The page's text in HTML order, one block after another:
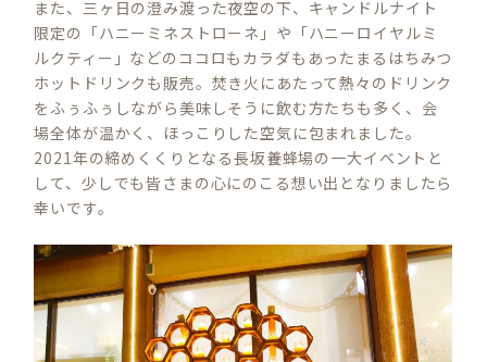
また、三ヶ日の澄み渡った夜空の下、キャンドルナイト
限定の「ハニーミネストローネ」や「ハニーロイヤルミ
ルクティー」などのココロもカラダもあったまるはちみつ
ホットドリンクも販売。焚き火にあたって熱々のドリンク
をふぅふぅしながら美味しそうに飲む方たちも多く、会
場全体が温かく、ほっこりした空気に包まれました。
2021年の締めくくりとなる長坂養蜂場の一大イベントと
して、少しでも皆さまの心にのこる想い出となりましたら
幸いです。